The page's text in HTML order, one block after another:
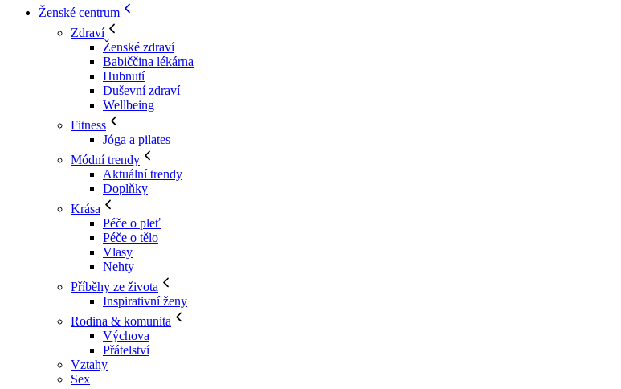
Ženské centrum
Zdraví
Ženské zdraví
Babiččina lékárna
Hubnutí
Duševní zdraví
Wellbeing
Fitness
Jóga a pilates
Módní trendy
Aktuální trendy
Doplňky
Krása
Péče o pleť
Péče o tělo
Vlasy
Nehty
Příběhy ze života
Inspirativní ženy
Rodina & komunita
Výchova
Přátelství
Vztahy
Sex